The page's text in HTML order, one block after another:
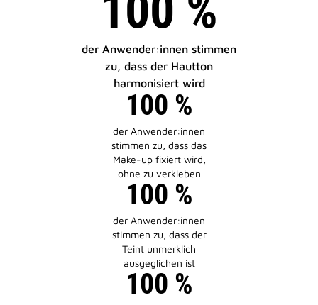
der Anwender:innen stimmen
zu, dass der Hautton
harmonisiert wird
100 %
der Anwender:innen
stimmen zu, dass das
Make-up fixiert wird,
ohne zu verkleben
100 %
der Anwender:innen
stimmen zu, dass der
Teint unmerklich
ausgeglichen ist
100 %